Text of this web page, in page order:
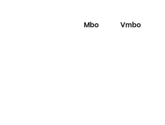
Mbo Vmbo